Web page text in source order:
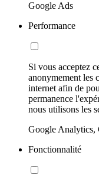
Google Ads
Performance
Si vous acceptez
anonymement les
internet afin de
permanence
nous utilisons les
Google Analytics,
Fonctionnalité